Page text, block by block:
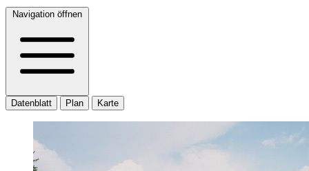
Navigation öffnen
Datenblatt Plan Karte